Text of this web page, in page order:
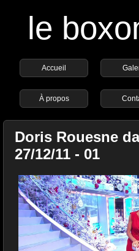
le
Accueil
À propos
Doris Rouesne
27/12/11 - 01